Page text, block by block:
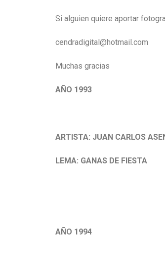
Si alguien quiere aportar
cendradigital@hotmail.com
Muchas gracias
AÑO 1993
ARTISTA: JUAN CARLOS
LEMA: GANAS DE FIESTA
AÑO 1994